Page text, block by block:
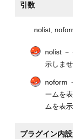
引数
nolist,
nolist －
示しま
noform
ームを
ムを表
プラグイン内